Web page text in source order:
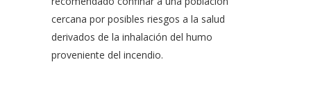
cercana por posibles riesgos a la salud
derivados de la inhalación del humo
proveniente del incendio.